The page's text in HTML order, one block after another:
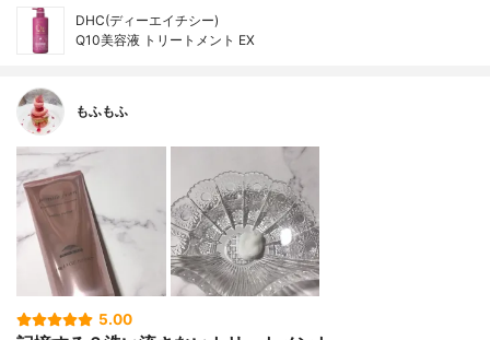
DHC(ディーエイチシー)
Q10美容液 トリートメント EX
もふもふ
5.00